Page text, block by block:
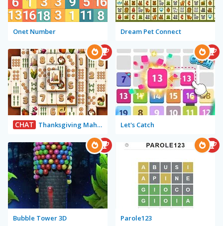
Onet Number Dream Pet Connect
CHAT Thanksgiving Mahjong Let's Catch
Bubble Tower 3D Parole123